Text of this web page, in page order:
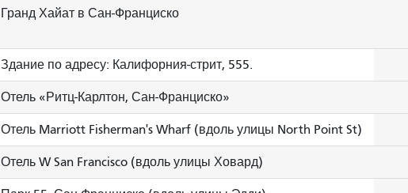
Гранд Хайат в Сан-Франциско
Здание по адресу: Калифорния-стрит, 555.
Отель «Ритц-Карлтон, Сан-Франциско»
Отель Marriott Fisherman's Wharf (вдоль улицы North Point St)
Отель W San Francisco (вдоль улицы Ховард)